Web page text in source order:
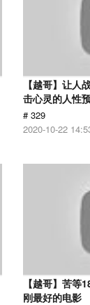
【越哥】让人
击心灵的人性
# 329
2020-10-22
【越哥】苦等
刚最好的电影